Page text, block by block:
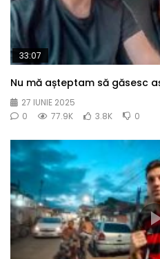
33:07
Nu mă așteptam să găsesc
27 IUNIE 2025
0
77.9K 3.8K 0